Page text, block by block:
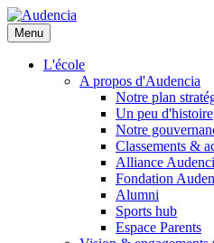
Aller
au
contenu
principal
Menu
L'école
A propos d'Audencia
Notre plan
Un peu d'histoire
Notre
Classements &
Alliance
Fondation
Alumni
Sports hub
Espace Parents